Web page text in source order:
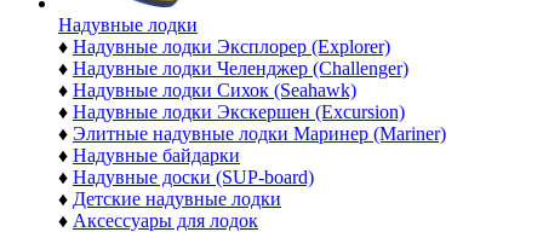
Надувные лодки
♦ Надувные лодки Эксплорер (Explorer)
♦ Надувные лодки Челенджер (Challenger)
♦ Надувные лодки Сихок (Seahawk)
♦ Надувные лодки Экскершен (Excursion)
♦ Элитные надувные лодки Маринер (Mariner)
♦ Надувные байдарки
♦ Надувные доски (SUP-board)
♦ Детские надувные лодки
♦ Аксессуары для лодок